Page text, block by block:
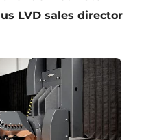
LVD sales director